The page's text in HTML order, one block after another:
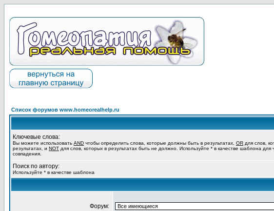
Список форумов www.homeorealhelp.ru
Ключевые слова:
Вы можете использовать AND чтобы определить слова, которые должны быть в результатах, OR для слов,
результатах, и NOT для слов, которых в результатах быть не должно. Используйте * в качестве шаблона для
совпадения.
Поиск по автору:
Используйте * в качестве шаблона
Форум: